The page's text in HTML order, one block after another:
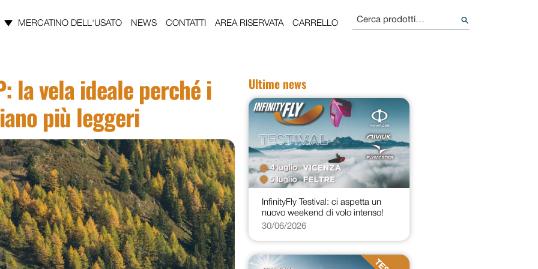
MERCATINO DELL'USATO NEWS CONTATTI AREA RISERVATA CARRELLO
Cerca:
la vela ideale perché i
più leggeri
Ultime news
InfinityFly Testival: ci aspetta un
nuovo weekend di volo intenso!
30/06/2026